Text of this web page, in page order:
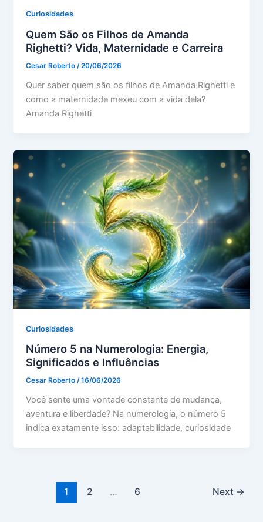
Curiosidades
Quem São os Filhos de Amanda
Righetti? Vida, Maternidade e Carreira
Cesar Roberto/20/06/2026
Quer saber quem são os filhos de Amanda Righetti e
como a maternidade mexeu com a vida dela?
Amanda Righetti
Curiosidades
Número 5 na Numerologia: Energia,
Significados e Influências
Cesar Roberto/16/06/2026
Você sente uma vontade constante de mudança,
aventura e liberdade? Na numerologia, o número 5
indica exatamente isso: adaptabilidade, curiosidade
1 2 … 6 Next →